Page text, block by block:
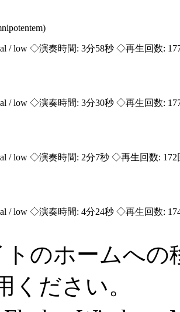
/ low ◇演奏時間: 3分58秒 ◇再生回数:
/ low ◇演奏時間: 3分30秒 ◇再生回数:
/ low ◇演奏時間: 2分7秒 ◇再生回数: 172
/ low ◇演奏時間: 4分24秒 ◇再生回数:
のホームへの
ください。